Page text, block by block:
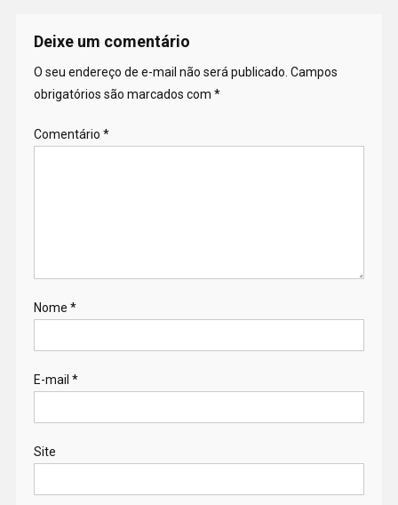
Deixe um comentário
O seu endereço de e-mail não será publicado. Campos
obrigatórios são marcados com *
Comentário *
Nome *
E-mail *
Site